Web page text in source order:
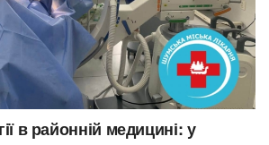
в районній медицині: у